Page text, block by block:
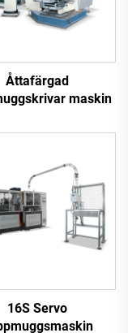
Åttafärgad
maskin
16S Servo